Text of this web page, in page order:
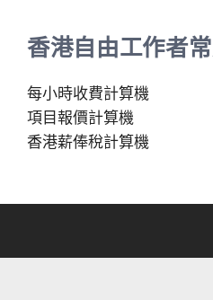
香港自由工作者
每小時收費計算機
項目報價計算機
香港薪俸稅計算機